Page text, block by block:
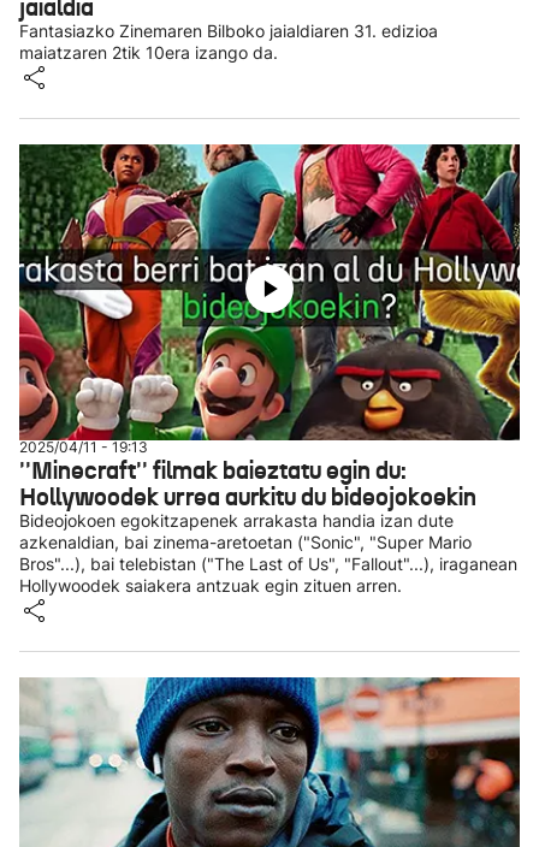
jaialdia
Fantasiazko Zinemaren Bilboko jaialdiaren 31. edizioa
maiatzaren 2tik 10era izango da.
2025/04/11 - 19:13
''Minecraft'' filmak baieztatu egin du:
Hollywoodek urrea aurkitu du bideojokoekin
Bideojokoen egokitzapenek arrakasta handia izan dute
azkenaldian, bai zinema-aretoetan ("Sonic", "Super Mario
Bros"...), bai telebistan ("The Last of Us", "Fallout"...), iraganean
Hollywoodek saiakera antzuak egin zituen arren.